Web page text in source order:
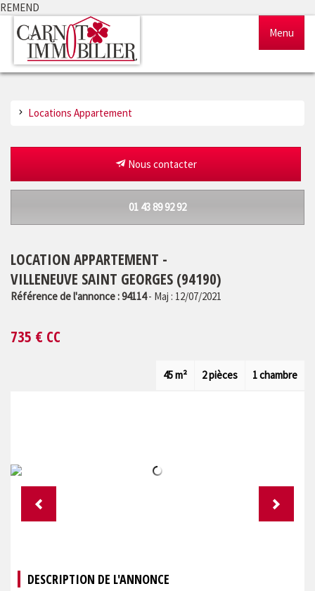
REMEND
Menu
Estimation
Locations Appartement
Nous contacter
01 43 89 92 92
LOCATION APPARTEMENT -
VILLENEUVE SAINT GEORGES (94190)
Référence de l'annonce : 94114- Maj : 12/07/2021
735 € CC
1 chambre
2 pièces
45 m²
DESCRIPTION DE L'ANNONCE